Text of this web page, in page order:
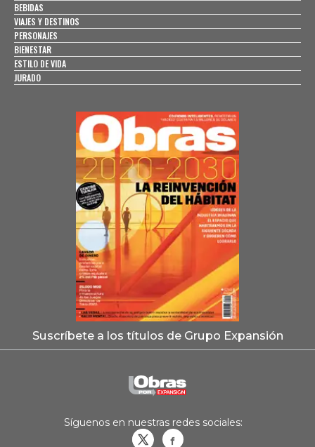
BEBIDAS
VIAJES Y DESTINOS
PERSONAJES
BIENESTAR
ESTILO DE VIDA
JURADO
Suscríbete a los títulos de Grupo Expansión
Síguenos en nuestras redes sociales: